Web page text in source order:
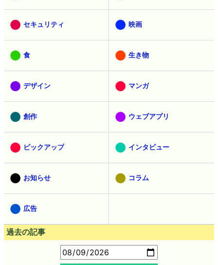
セキュリティ 映画
食 生き物
デザイン マンガ
創作 ウェブアプリ
ピックアップ インタビュー
お知らせ コラム
広告
過去の記事